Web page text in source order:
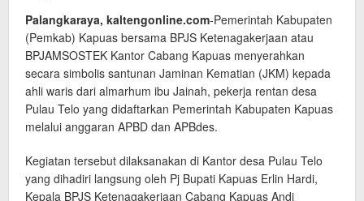
Palangkaraya, kaltengonline.com-Pemerintah Kabupaten
(Pemkab) Kapuas bersama BPJS Ketenagakerjaan atau
BPJAMSOSTEK Kantor Cabang Kapuas menyerahkan
secara simbolis santunan Jaminan Kematian (JKM) kepada
ahli waris dari almarhum ibu Jainah, pekerja rentan desa
Pulau Telo yang didaftarkan Pemerintah Kabupaten Kapuas
melalui anggaran APBD dan APBdes.
Kegiatan tersebut dilaksanakan di Kantor desa Pulau Telo
yang dihadiri langsung oleh Pj Bupati Kapuas Erlin Hardi,
Kepala BPJS Ketenagakerjaan Cabang Kapuas Andi